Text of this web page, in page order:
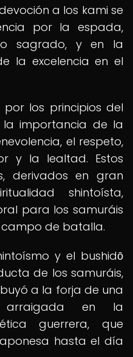
a los kami se
por la espada,
sagrado, y en la
la excelencia en el
por los principios del
la importancia de la
el respeto,
y la lealtad. Estos
derivados en gran
shintoísta,
para los samuráis
campo de batalla.
y el bushidō
de los samuráis,
a la forja de una
arraigada en la
guerrera, que
hasta el día